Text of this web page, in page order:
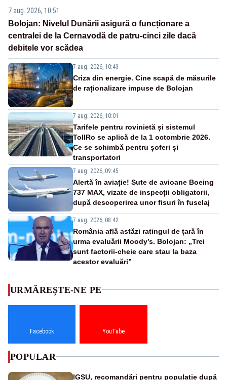
7 aug. 2026, 10:51
Bolojan: Nivelul Dunării asigură o funcționare a
centralei de la Cernavodă de patru-cinci zile dacă
debitele vor scădea
7 aug. 2026, 10:43
Criza din energie. Cine scapă de măsurile
de raționalizare impuse de Bolojan
7 aug. 2026, 10:01
Tarifele pentru rovinietă și sistemul
TollRo se aplică de la 1 octombrie 2026.
Ce se schimbă pentru șoferi și
transportatori
7 aug. 2026, 09:45
Alertă în aviație! Sute de avioane Boeing
737 MAX, vizate de inspecții obligatorii,
după descoperirea unor fisuri în fuselaj
7 aug. 2026, 08:42
România află astăzi ratingul de țară în
urma evaluării Moody’s. Bolojan: „Trei
sunt factorii-cheie care stau la baza
acestor evaluări”
URMĂREȘTE-NE PE
Facebook YouTube
POPULAR
IGSU, recomandări pentru populație după